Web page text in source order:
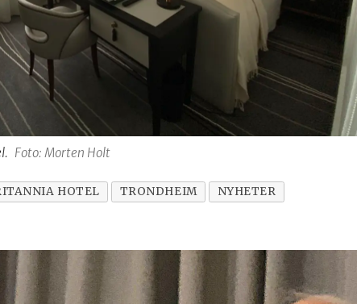
Foto: Morten Holt
HOTEL TRONDHEIM NYHETER